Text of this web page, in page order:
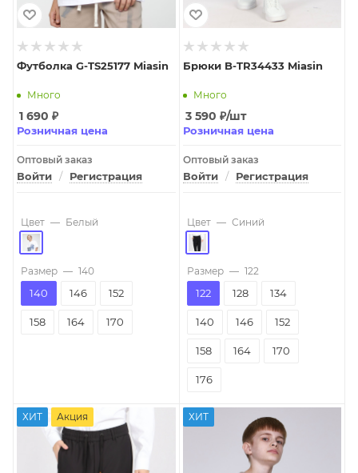
Футболка G-TS25177 Miasin
Много
1 690 ₽
Розничная цена
Оптовый заказ
Войти / Регистрация
Цвет — Белый
Размер — 140
140 146 152
158 164 170
Брюки B-TR34433 Miasin
Много
3 590 ₽/шт
Розничная цена
Оптовый заказ
Войти / Регистрация
Цвет — Синий
Размер — 122
122 128 134
140 146 152
158 164 170
176
ХИТ Акция ХИТ